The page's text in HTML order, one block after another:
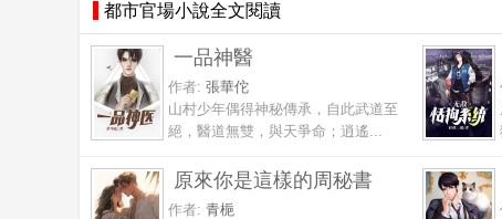
都市官場小說全文閱讀
一品神醫
作者: 張華佗
山村少年偶得神秘傳承，自此武道至
絕，醫道無雙，與天爭命；逍遙...
原來你是這樣的周秘書
作者: 青梔